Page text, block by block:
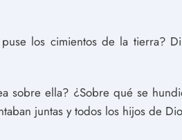
los cimientos de la tierra?
sobre ella? ¿Sobre qué se
juntas y todos los hijos de